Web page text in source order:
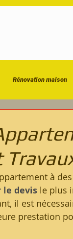
Rénovation maison
à
le devis le plus
il est
prestation